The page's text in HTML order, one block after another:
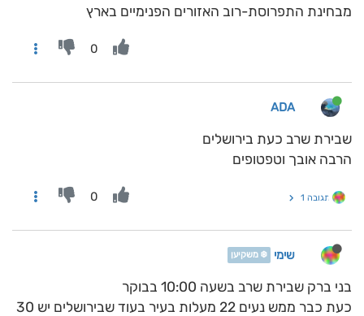
מבחינת התפרוסת-רוב האזורים הפנימיים בארץ
0
ADA
שבירת שרב כעת בירושלים
הרבה אובך וטפטופים
תגובה 1 0
שימי ❄️ משקיען
בני ברק שבירת שרב בשעה 10:00 בבוקר
כעת כבר ממש נעים 22 מעלות בעיר בעוד שבירושלים יש 30